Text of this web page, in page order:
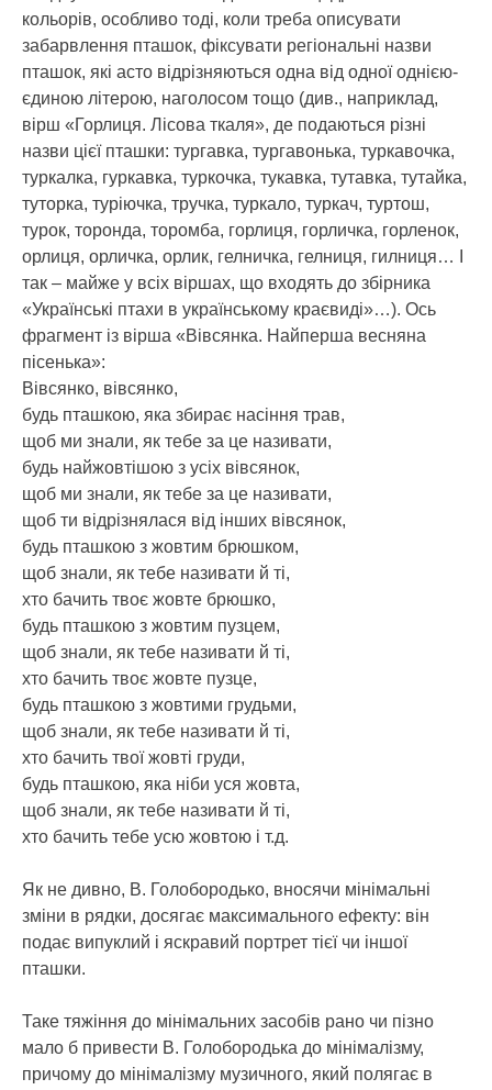
кольорів, особливо тоді, коли треба описувати
забарвлення пташок, фіксувати регіональні назви
пташок, які асто відрізняються одна від одної однією-
єдиною літерою, наголосом тощо (див., наприклад,
вірш «Горлиця. Лісова ткаля», де подаються різні
назви цієї пташки: тургавка, тургавонька, туркавочка,
туркалка, гуркавка, туркочка, тукавка, тутавка, тутайка,
туторка, туріючка, тручка, туркало, туркач, туртош,
турок, торонда, торомба, горлиця, горличка, горленок,
орлиця, орличка, орлик, гелничка, гелниця, гилниця… І
так – майже у всіх віршах, що входять до збірника
«Українські птахи в українському краєвиді»…). Ось
фрагмент із вірша «Вівсянка. Найперша весняна
пісенька»:
Вівсянко, вівсянко,
будь пташкою, яка збирає насіння трав,
щоб ми знали, як тебе за це називати,
будь найжовтішою з усіх вівсянок,
щоб ми знали, як тебе за це називати,
щоб ти відрізнялася від інших вівсянок,
будь пташкою з жовтим брюшком,
щоб знали, як тебе називати й ті,
хто бачить твоє жовте брюшко,
будь пташкою з жовтим пузцем,
щоб знали, як тебе називати й ті,
хто бачить твоє жовте пузце,
будь пташкою з жовтими грудьми,
щоб знали, як тебе називати й ті,
хто бачить твої жовті груди,
будь пташкою, яка ніби уся жовта,
щоб знали, як тебе називати й ті,
хто бачить тебе усю жовтою і т.д.
Як не дивно, В. Голобородько, вносячи мінімальні
зміни в рядки, досягає максимального ефекту: він
подає випуклий і яскравий портрет тієї чи іншої
пташки.
Таке тяжіння до мінімальних засобів рано чи пізно
мало б привести В. Голобородька до мінімалізму,
причому до мінімалізму музичного, який полягає в